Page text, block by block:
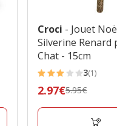
Croci - Jouet
Silverine Renard
Chat - 15cm
3
étoiles
avec
3(1)
Prix
précédent
2.97€5.95€